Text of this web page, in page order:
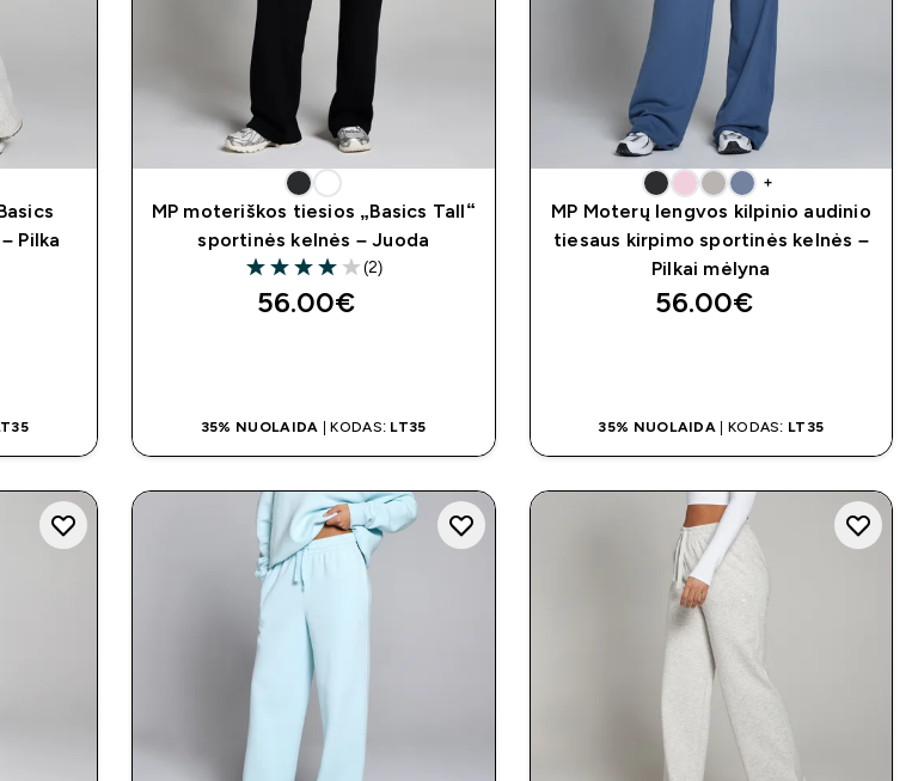
Pilka
MP moteriškos tiesios „Basics Tall“
sportinės kelnės – Juoda
4 out of 5 stars
(2)
56.00€‎
35% NUOLAIDA | KODAS: LT35
+
MP Moterų lengvos kilpinio audinio
tiesaus kirpimo sportinės kelnės –
Pilkai mėlyna
56.00€‎
35% NUOLAIDA | KODAS: LT35